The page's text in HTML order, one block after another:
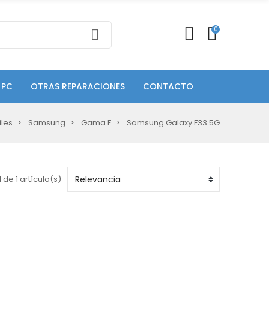
0
OTRAS REPARACIONES CONTACTO
Samsung Gama F Samsung Galaxy F33 5G
de 1 artículo(s)